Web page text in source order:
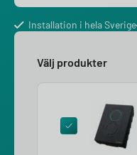
Installation i hela Sverige
Välj produkter